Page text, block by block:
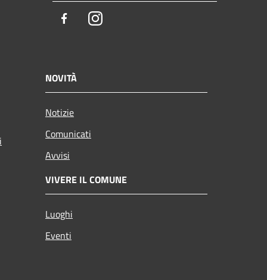
FacebookInstagram
NOVITÀ
Notizie
Comunicati
Avvisi
VIVERE IL COMUNE
Luoghi
Eventi